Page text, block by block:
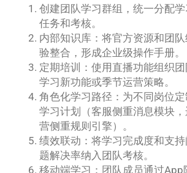
创建团队学习群组，统一分配学
任务和考核。
内部知识库：将官方资源和团
验整合，形成企业级操作手册。
定期培训：使用直播功能组织团
学习新功能或季节运营策略。
角色化学习路径：为不同岗位定
学习计划（客服侧重消息模块，
营侧重规则引擎）。
绩效联动：将学习完成度和支持
题解决率纳入团队考核。
移动端学习：团队成员通过App